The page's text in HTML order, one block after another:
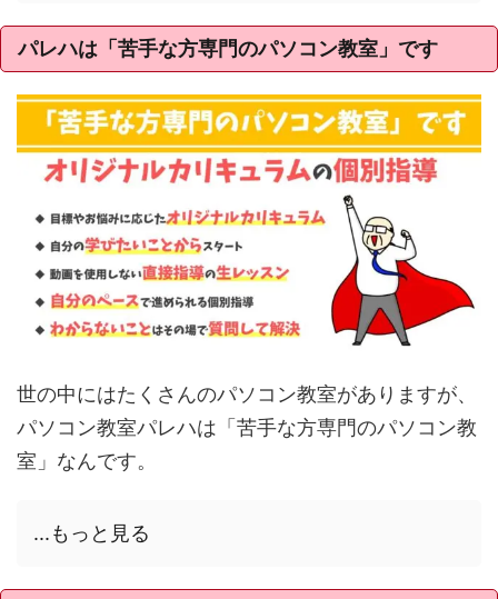
パレハは「苦手な方専門のパソコン教室」です
世の中にはたくさんのパソコン教室がありますが、
パソコン教室パレハは「苦手な方専門のパソコン教
室」なんです。
...もっと見る